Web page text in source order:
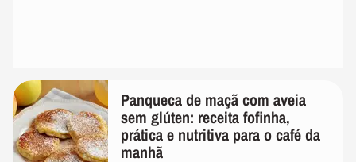
Panqueca de maçã com aveia
sem glúten: receita fofinha,
prática e nutritiva para o café da
manhã